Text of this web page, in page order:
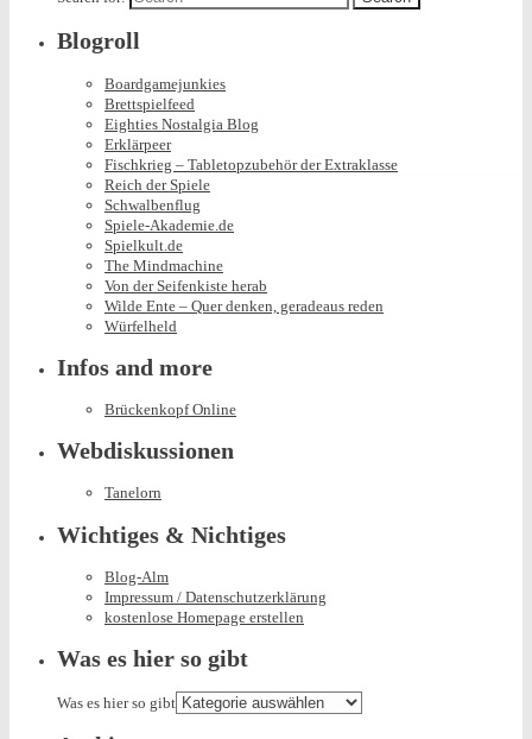
Blogroll
Boardgamejunkies
Brettspielfeed
Eighties Nostalgia Blog
Erklärpeer
Fischkrieg – Tabletopzubehör der Extraklasse
Reich der Spiele
Schwalbenflug
Spiele-Akademie.de
Spielkult.de
The Mindmachine
Von der Seifenkiste herab
Wilde Ente – Quer denken, geradeaus reden
Würfelheld
Infos and more
Brückenkopf Online
Webdiskussionen
Tanelorn
Wichtiges & Nichtiges
Blog-Alm
Impressum / Datenschutzerklärung
kostenlose Homepage erstellen
Was es hier so gibt
Was es hier so gibt